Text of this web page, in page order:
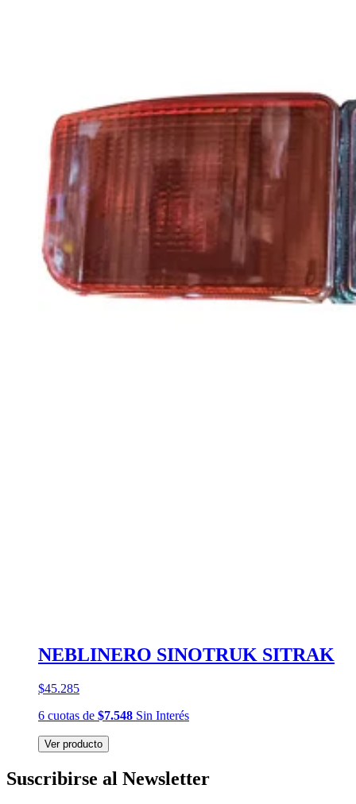
NEBLINERO SINOTRUK SITRAK
$45.285
6 cuotas de $7.548 Sin Interés
Ver producto
Suscribirse al Newsletter